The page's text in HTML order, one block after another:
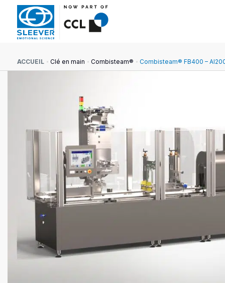
ACCUEIL Clé en main Combisteam® Combisteam® FB400 –